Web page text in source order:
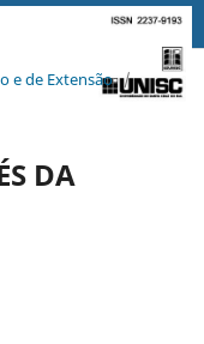
e de Extensão /
DA